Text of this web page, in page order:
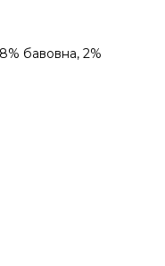
бавовна, 2%